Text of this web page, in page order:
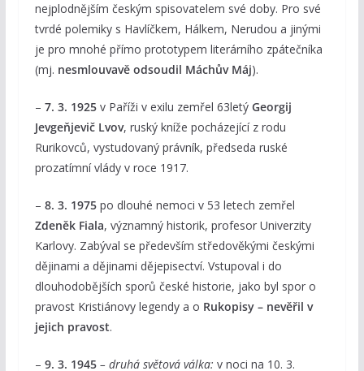
nejplodnějším českým spisovatelem své doby. Pro své
tvrdé polemiky s Havlíčkem, Hálkem, Nerudou a jinými
je pro mnohé přímo prototypem literárního zpátečníka
(mj. nesmlouvavě odsoudil Máchův Máj).
– 7. 3. 1925v Paříži v exilu zemřel 63letý Georgij
Jevgeňjevič Lvov, ruský kníže pocházející z rodu
Rurikovců, vystudovaný právník, předseda ruské
prozatímní vlády v roce 1917.
– 8. 3. 1975po dlouhé nemoci v 53 letech zemřel
Zdeněk Fiala, významný historik, profesor Univerzity
Karlovy. Zabýval se především středověkými českými
dějinami a dějinami dějepisectví. Vstupoval i do
dlouhodobějších sporů české historie, jako byl spor o
pravost Kristiánovy legendy a o Rukopisy – nevěřil v
jejich pravost.
– 9. 3. 1945– druhá světová válka: v noci na 10. 3.